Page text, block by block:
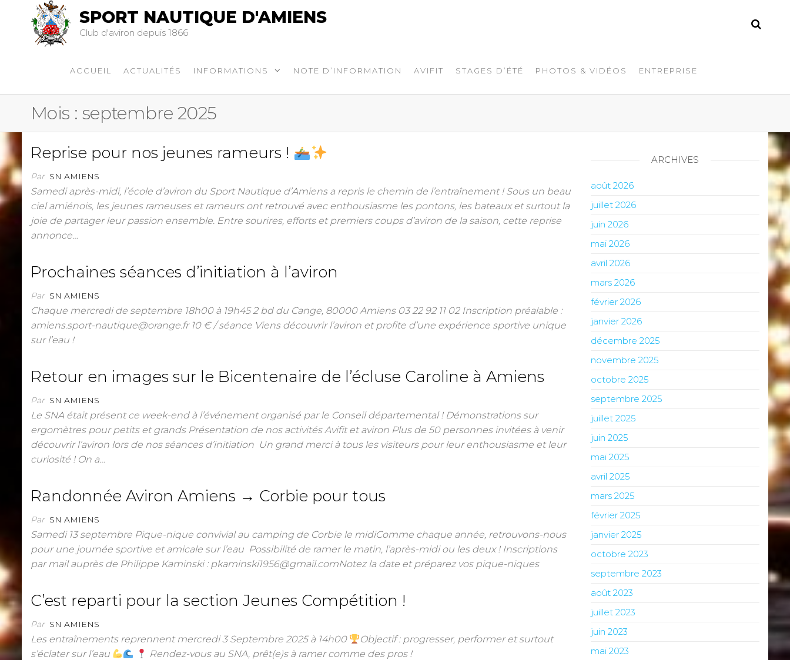
SPORT NAUTIQUE D'AMIENS
Club d'aviron depuis 1866
ACCUEIL ACTUALITÉS INFORMATIONS NOTE D’INFORMATION AVIFIT STAGES D’ÉTÉ PHOTOS & VIDÉOS ENTREPRISE
Mois : septembre 2025
Reprise pour nos jeunes rameurs !
Par SN AMIENS
Samedi après-midi, l’école d’aviron du Sport Nautique d’Amiens a repris le chemin de l’entraînement ! Sous un beau
ciel amiénois, les jeunes rameuses et rameurs ont retrouvé avec enthousiasme les pontons, les bateaux et surtout la
joie de partager leur passion ensemble. Entre sourires, efforts et premiers coups d’aviron de la saison, cette reprise
annonce…
Prochaines séances d’initiation à l’aviron
Par SN AMIENS
Chaque mercredi de septembre 18h00 à 19h45 2 bd du Cange, 80000 Amiens 03 22 92 11 02 Inscription préalable :
amiens.sport-nautique@orange.fr 10 € / séance Viens découvrir l’aviron et profite d’une expérience sportive unique
sur l’eau !
Retour en images sur le Bicentenaire de l’écluse Caroline à Amiens
Par SN AMIENS
Le SNA était présent ce week-end à l’événement organisé par le Conseil départemental ! Démonstrations sur
ergomètres pour petits et grands Présentation de nos activités Avifit et aviron Plus de 50 personnes invitées à venir
découvrir l’aviron lors de nos séances d’initiation Un grand merci à tous les visiteurs pour leur enthousiasme et leur
curiosité ! On a…
Randonnée Aviron Amiens → Corbie pour tous
Par SN AMIENS
Samedi 13 septembre Pique-nique convivial au camping de Corbie le midiComme chaque année, retrouvons-nous
pour une journée sportive et amicale sur l’eau Possibilité de ramer le matin, l’après-midi ou les deux ! Inscriptions
par mail auprès de Philippe Kaminski : pkaminski1956@gmail.comNotez la date et préparez vos pique-niques
C’est reparti pour la section Jeunes Compétition !
Par SN AMIENS
Les entraînements reprennent mercredi 3 Septembre 2025 à 14h00
Objectif : progresser, performer et surtout
s’éclater sur l’eau
Rendez-vous au SNA, prêt(e)s à ramer comme des pros !
ARCHIVES
août 2026
juillet 2026
juin 2026
mai 2026
avril 2026
mars 2026
février 2026
janvier 2026
décembre 2025
novembre 2025
octobre 2025
septembre 2025
juillet 2025
juin 2025
mai 2025
avril 2025
mars 2025
février 2025
janvier 2025
octobre 2023
septembre 2023
août 2023
juillet 2023
juin 2023
mai 2023